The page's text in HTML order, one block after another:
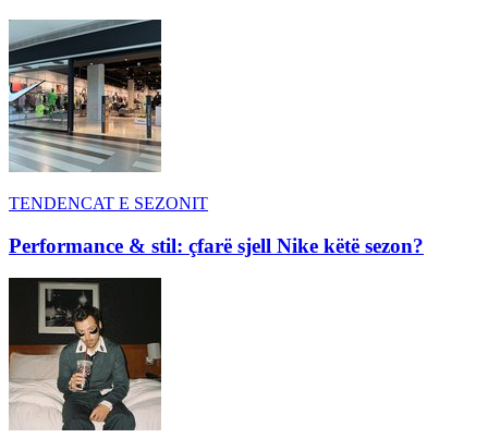
TENDENCAT E SEZONIT
Performance & stil: çfarë sjell Nike këtë sezon?